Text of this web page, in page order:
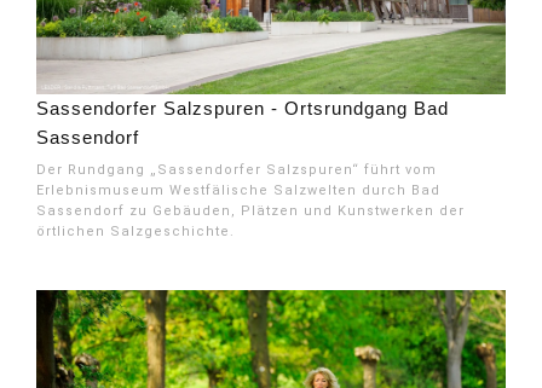
Sassendorfer Salzspuren - Ortsrundgang Bad
Sassendorf
Der Rundgang „Sassendorfer Salzspuren“ führt vom
Erlebnismuseum Westfälische Salzwelten durch Bad
Sassendorf zu Gebäuden, Plätzen und Kunstwerken der
örtlichen Salzgeschichte.